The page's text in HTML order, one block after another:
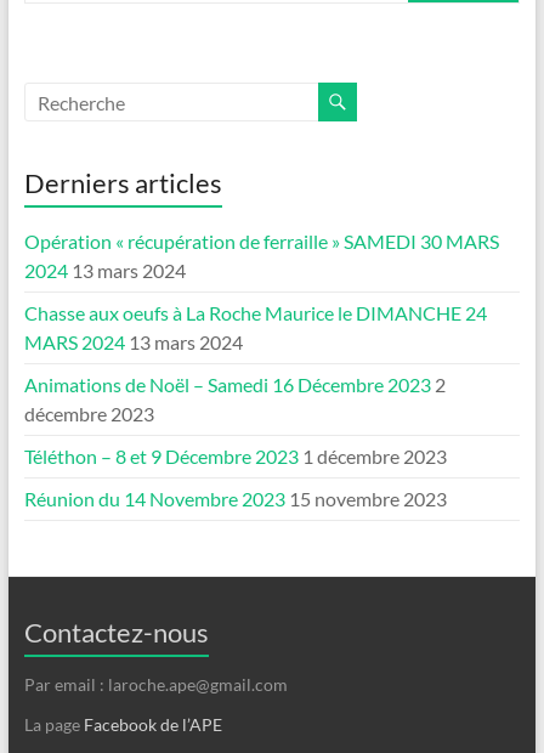
Derniers articles
Opération « récupération de ferraille » SAMEDI 30 MARS
2024 13 mars 2024
Chasse aux oeufs à La Roche Maurice le DIMANCHE 24
MARS 2024 13 mars 2024
Animations de Noël – Samedi 16 Décembre 2023 2
décembre 2023
Téléthon – 8 et 9 Décembre 2023 1 décembre 2023
Réunion du 14 Novembre 2023 15 novembre 2023
Contactez-nous
Par email : laroche.ape@gmail.com
La page Facebook de l’APE